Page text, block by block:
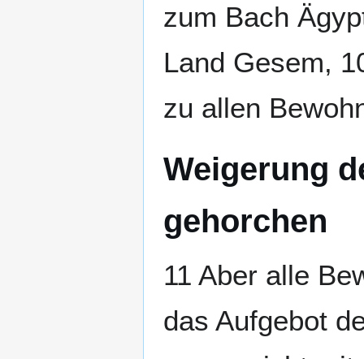
zum Bach
Land Gesem,
zu allen
Weigerung
gehorchen
11 Aber alle
das Aufgebot